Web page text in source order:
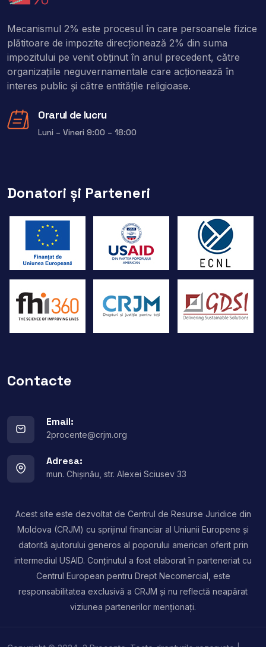
Mecanismul 2% este procesul în care persoanele fizice
plătitoare de impozite direcţionează 2% din suma
impozitului pe venit obţinut în anul precedent, către
organizaţiile neguvernamentale care acţionează în
interes public şi către entitățile religioase.
Orarul de lucru
Luni – Vineri 9:00 – 18:00
Donatori și Parteneri
Contacte
Email:
2procente@crjm.org
Adresa:
mun. Chișinău, str. Alexei Sciusev 33
Acest site este dezvoltat de Centrul de Resurse Juridice din
Moldova (CRJM) cu sprijinul financiar al Uniunii Europene și
datorită ajutorului generos al poporului american oferit prin
intermediul USAID. Conținutul a fost elaborat în parteneriat cu
Centrul European pentru Drept Necomercial, este
responsabilitatea exclusivă a CRJM și nu reflectă neapărat
viziunea partenerilor menționați.